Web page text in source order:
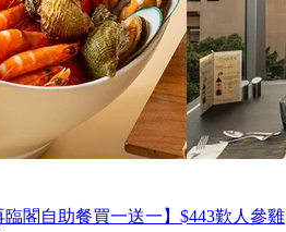
閣自助餐買一送一】$443歎人參雞